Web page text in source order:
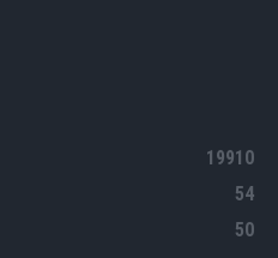
19910
54
50